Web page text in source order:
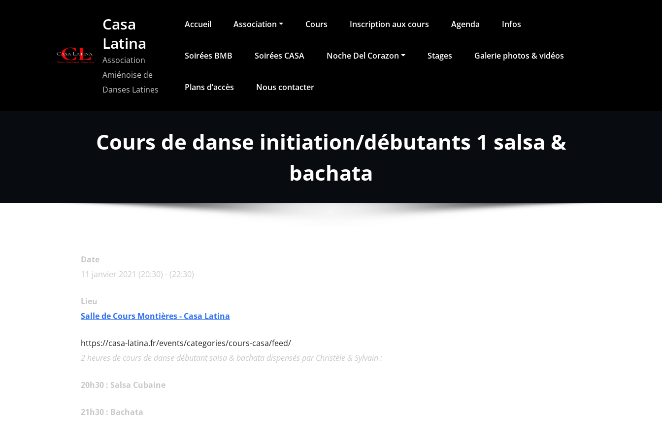
Casa
Latina
Association
Amiénoise de
Danses Latines
Accueil Association Cours Inscription aux cours Agenda Infos
Soirées BMB Soirées CASA Noche Del Corazon Stages Galerie photos & vidéos
Plans d’accès Nous contacter
Cours de danse initiation/débutants 1 salsa &
bachata
Date
11 janvier 2021 (20:30) - (22:30)
Lieu
Salle de Cours Montières - Casa Latina
https://casa-latina.fr/events/categories/cours-casa/feed/
2 heures de cours de danse débutant salsa & bachata dispensés par Christèle & Sylvain :
20h30 : Salsa Cubaine
21h30 : Bachata